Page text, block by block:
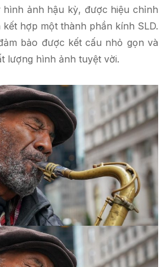
ảnh hậu kỳ, được hiệu chỉnh
kết hợp một thành phần kính SLD.
bảo được kết cấu nhỏ gọn và
lượng hình ảnh tuyệt vời.